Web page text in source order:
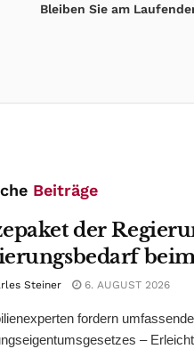
Bleiben Sie am
Beiträge
der
Steiner 6. AUGUST 2026
fordern
–